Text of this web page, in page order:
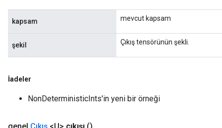
kapsam mevcut kapsam
şekil Çıkış tensörünün şekli.
İadeler
NonDeterministicInts'in yeni bir örneği